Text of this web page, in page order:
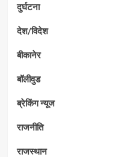
दुर्घटना
देश/विदेश
बीकानेर
बॉलीवुड
ब्रेकिंग न्यूज
राजनीति
राजस्थान